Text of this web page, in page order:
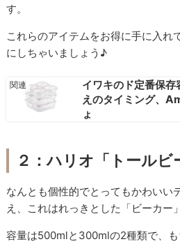
す。
これらのアイテムをお得に手に入れ
にしちゃいましょう♪
イワキのド定番保
えのタイミング、
ょ
２：ハリオ「トールビ
なんとも個性的でとってもかわいい
え、これはれっきとした「ビーカー」
容量は500mlと300mlの2種類で、